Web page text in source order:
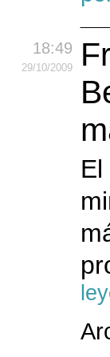
18:49
29/10/2009